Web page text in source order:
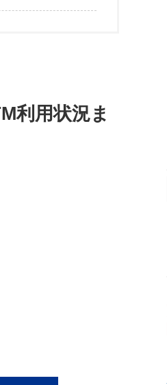
利用状況ま